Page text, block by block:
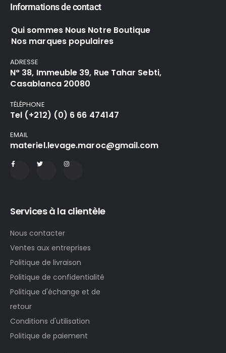
Informations de contact
Qui sommes Nous Notre Boutique
Nos marques populaires
ADRESSE
N° 38, Immeuble 39, Rue Tahar Sebti,
Casablanca 20080
TÉLÉPHONE
Tel (+212) (0) 6 66 474147
EMAIL
materiel.levage.maroc@gmail.com
Services à la clientèle
Nous contacter
Ventes aux entreprises
Politique de livraison
Politique de confidentialité
Politique d'échange et de
retour
Conditions d'utilisation
Politique de paiement